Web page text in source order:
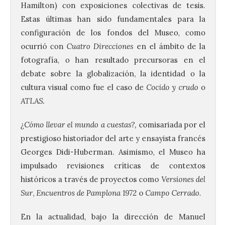
Hamilton) con exposiciones colectivas de tesis.
Estas últimas han sido fundamentales para la
configuración de los fondos del Museo, como
ocurrió conCuatroDirecciones en el ámbito de la
fotografía, o han resultado precursoras en el
debate sobre la globalización, la identidad o la
cultura visual como fue el caso de Cocido y crudo o
ATLAS.
¿Cómo llevar el mundo a cuestas?, comisariada por el
prestigioso historiador del arte y ensayista francés
Georges Didi-Huberman. Asimismo, el Museo ha
impulsado revisiones críticas de contextos
históricos a través de proyectos como Versiones del
Sur, Encuentros de Pamplona 1972 o Campo Cerrado.
En la actualidad, bajo la dirección de Manuel